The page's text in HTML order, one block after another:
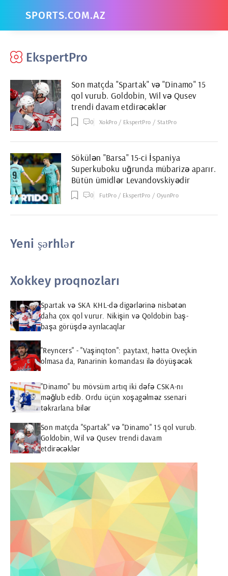
SPORTS.COM.AZ
EkspertPro
Son matçda "Spartak" və "Dinamo" 15
qol vurub. Goldobin, Wil və Qusev
trendi davam etdirəcəklər
0 XokPro / EkspertPro / StatPro
Sökülən "Barsa" 15-ci İspaniya
Superkuboku uğrunda mübarizə aparır.
Bütün ümidlər Levandovskiyədir
0 FutPro / EkspertPro / OyunPro
Yeni şərhlər
Xokkey proqnozları
Spartak və SKA KHL-də digərlərinə nisbətən
daha çox qol vurur. Nikişin və Qoldobin baş-
başa görüşdə ayrılacaqlar
"Reyncers" - "Vaşinqton": paytaxt, hətta Oveçkin
olmasa da, Panarinin komandası ilə döyüşəcək
"Dinamo" bu mövsüm artıq iki dəfə CSKA-nı
məğlub edib. Ordu üçün xoşagəlməz ssenari
təkrarlana bilər
Son matçda "Spartak" və "Dinamo" 15 qol vurub.
Goldobin, Wil və Qusev trendi davam
etdirəcəklər